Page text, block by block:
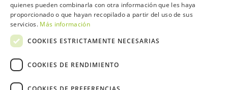
Opina Contacta
quienes pueden combinarla con otra información que les haya
proporcionado o que hayan recopilado a partir del uso de sus
servicios. Más información
COOKIES ESTRICTAMENTE NECESARIAS
COOKIES DE RENDIMIENTO